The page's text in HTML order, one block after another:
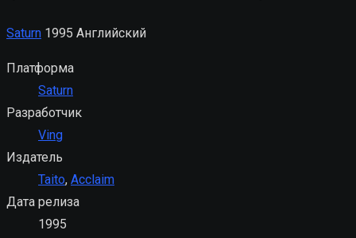
Saturn 1995 Английский
Платформа
Saturn
Разработчик
Ving
Издатель
Taito, Acclaim
Дата релиза
1995